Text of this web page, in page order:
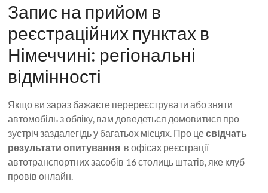
Запис на прийом в
реєстраційних пунктах в
Німеччині: регіональні
відмінності
Якщо ви зараз бажаєте перереєструвати або зняти
автомобіль з обліку, вам доведеться домовитися про
зустріч заздалегідь у багатьох місцях. Про цесвідчать
результати опитування в офісах реєстрації
автотранспортних засобів 16 столиць штатів, яке клуб
провів онлайн.